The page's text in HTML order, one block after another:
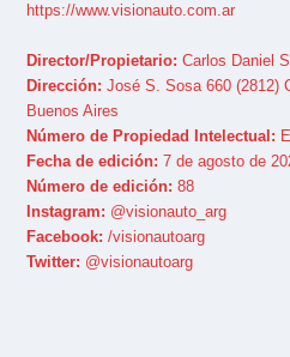
https://www.visionauto.com.ar
Director/Propietario: Carlos Daniel
Dirección: José S. Sosa 660 (2812)
Buenos Aires
Número de Propiedad Intelectual:
Fecha de edición: 7 de agosto de
Número de edición: 88
Instagram: @visionauto_arg
Facebook: /visionautoarg
Twitter: @visionautoarg